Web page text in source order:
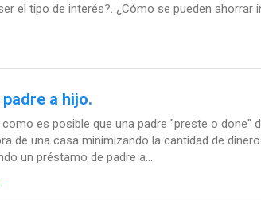
el tipo de interés?. ¿Cómo se pueden
a hijo.
es posible que una padre "preste o done"
de una casa minimizando la cantidad de
un préstamo de padre a...